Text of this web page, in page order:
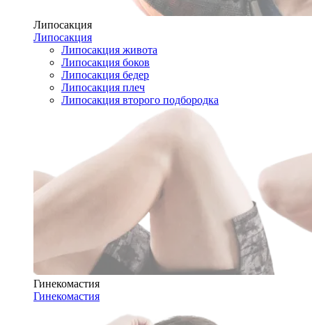
Липосакция
Липосакция
Липосакция живота
Липосакция боков
Липосакция бедер
Липосакция плеч
Липосакция второго подбородка
Гинекомастия
Гинекомастия